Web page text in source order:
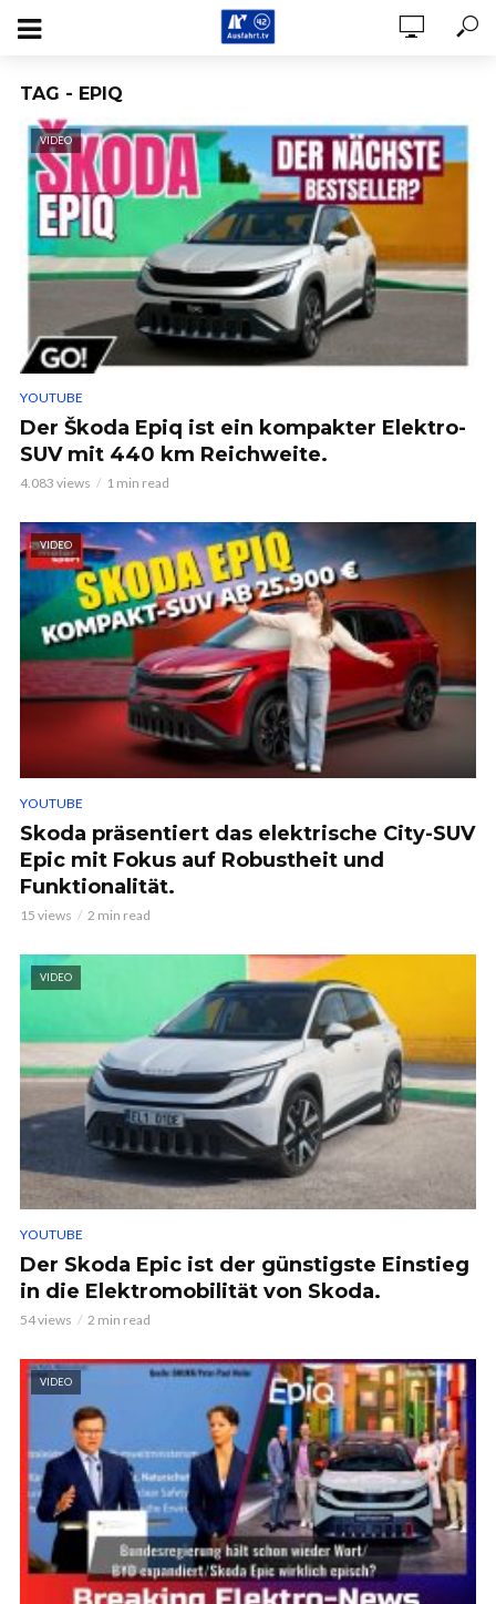
TAG - EPIQ
VIDEO
YOUTUBE
Der Škoda Epiq ist ein kompakter Elektro-
SUV mit 440 km Reichweite.
4.083 views 1 min read
VIDEO
YOUTUBE
Skoda präsentiert das elektrische City-SUV
Epic mit Fokus auf Robustheit und
Funktionalität.
15 views 2 min read
VIDEO
YOUTUBE
Der Skoda Epic ist der günstigste Einstieg
in die Elektromobilität von Skoda.
54 views 2 min read
VIDEO